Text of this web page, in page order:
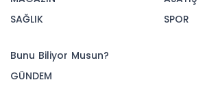
SAĞLIK
SPOR
Bunu Biliyor Musun?
GÜNDEM